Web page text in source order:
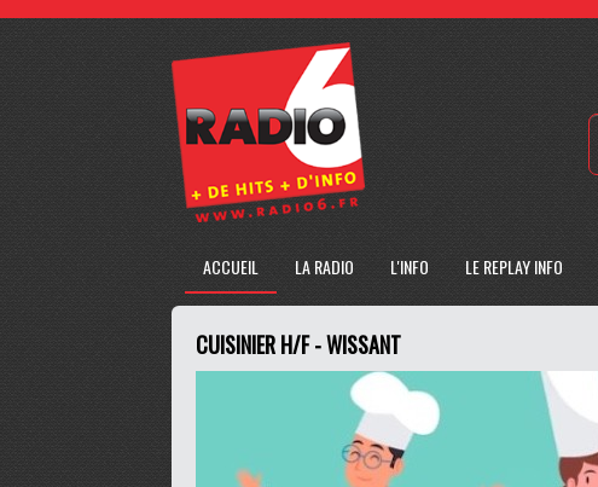
ACCUEIL LA RADIO L'INFO LE REPLAY INFO
CUISINIER H/F - WISSANT